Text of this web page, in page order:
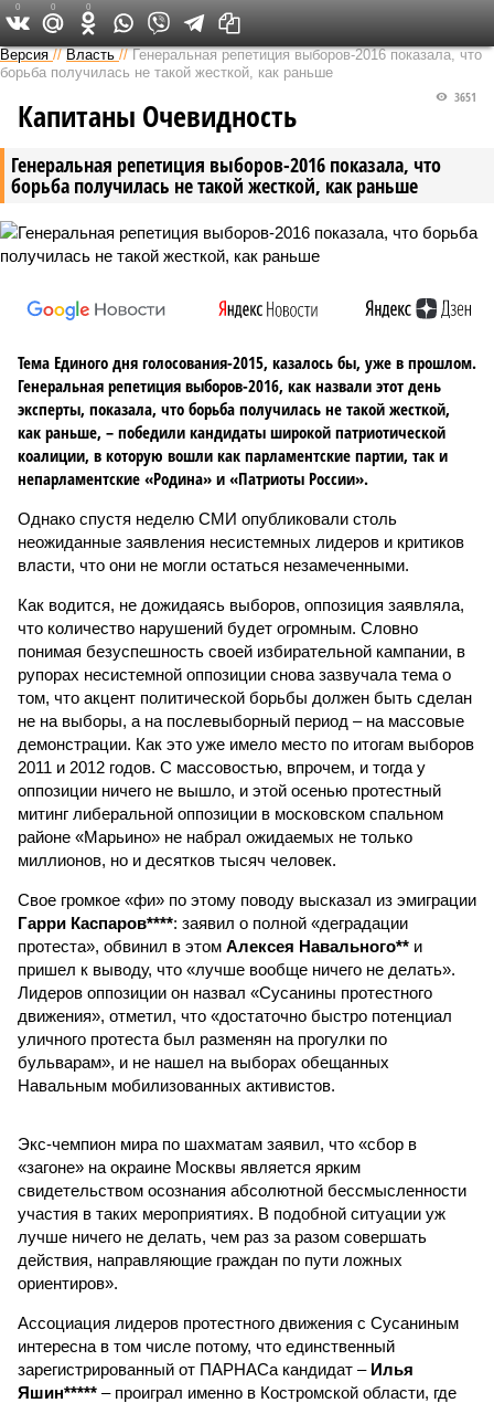
Версия в Саратове
Версия //Власть //Генеральная репетиция выборов-2016 показала, что
борьба получилась не такой жесткой, как раньше
Генеральная репетиция выборов-2016 показала, что
борьба получилась не такой жесткой, как раньше
3651
Капитаны Очевидность
Тема Единого дня голосования-2015, казалось бы, уже в прошлом.
Генеральная репетиция выборов-2016, как назвали этот день
эксперты, показала, что борьба получилась не такой жесткой,
как раньше, – победили кандидаты широкой патриотической
коалиции, в которую вошли как парламентские партии, так и
непарламентские «Родина» и «Патриоты России».
Однако спустя неделю СМИ опубликовали столь
неожиданные заявления несистемных лидеров и критиков
власти, что они не могли остаться незамеченными.
Как водится, не дожидаясь выборов, оппозиция заявляла,
что количество нарушений будет огромным. Словно
понимая безуспешность своей избирательной кампании, в
рупорах несистемной оппозиции снова зазвучала тема о
том, что акцент политической борьбы должен быть сделан
не на выборы, а на послевыборный период – на массовые
демонстрации. Как это уже имело место по итогам выборов
2011 и 2012 годов. С массовостью, впрочем, и тогда у
оппозиции ничего не вышло, и этой осенью протестный
митинг либеральной оппозиции в московском спальном
районе «Марьино» не набрал ожидаемых не только
миллионов, но и десятков тысяч человек.
Свое громкое «фи» по этому поводу высказал из эмиграции
Гарри Каспаров****: заявил о полной «деградации
протеста», обвинил в этом Алексея Навального** и
пришел к выводу, что «лучше вообще ничего не делать».
Лидеров оппозиции он назвал «Сусанины протестного
движения», отметил, что «достаточно быстро потенциал
уличного протеста был разменян на прогулки по
бульварам», и не нашел на выборах обещанных
Навальным мобилизованных активистов.
Экс-чемпион мира по шахматам заявил, что «сбор в
«загоне» на окраине Москвы является ярким
свидетельством осознания абсолютной бессмысленности
участия в таких мероприятиях. В подобной ситуации уж
лучше ничего не делать, чем раз за разом совершать
действия, направляющие граждан по пути ложных
ориентиров».
Ассоциация лидеров протестного движения с Сусаниным
интересна в том числе потому, что единственный
зарегистрированный от ПАРНАСа кандидат – Илья
Яшин***** – проиграл именно в Костромской области, где
0 0 0